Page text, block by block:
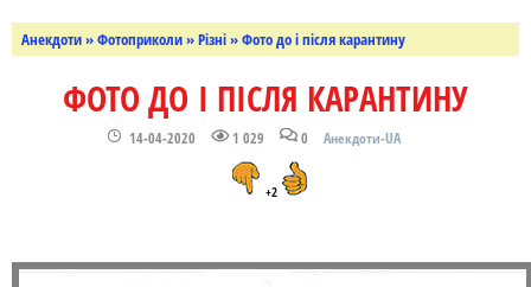
Анекдоти»Фотоприколи»Різні» Фото до і після карантину
ФОТО ДО І ПІСЛЯ КАРАНТИНУ
14-04-2020 1 029 0 Анекдоти-UA
+2